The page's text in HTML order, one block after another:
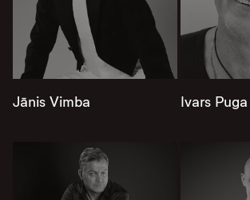
Jānis Vimba Ivars Puga